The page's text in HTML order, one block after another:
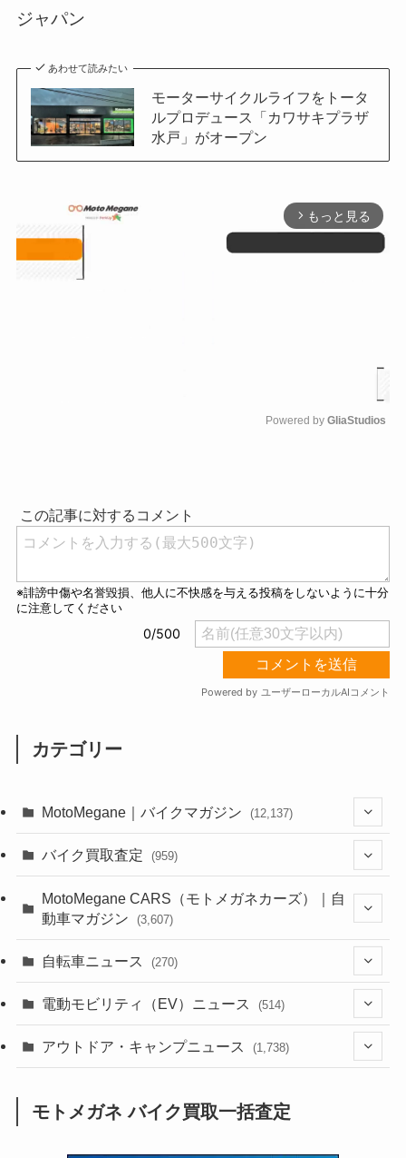
ジャパン
あわせて読みたい
モーターサイクルライフをトータ
ルプロデュース「カワサキプラザ
水戸」がオープン
arrow_forward_ios もっと見る
Powered by GliaStudios
カテゴリー
MotoMegane｜バイクマガジン (12,137)
(44)
(1,243)
(639)
(118)
(60)
(31)
(252)
(38)
(24)
(249)
(64)
(306)
(6,957)
(2,473)
(249)
(1,226)
(12) (66)
(1,142)
バイク買取査定 (959)
(352)
MotoMegane CARS（モトメガネカーズ）｜自
動車マガジン
(3,607)
(186)
(137)
(74)
(2,744)
(126)
自転車ニュース (270)
(54)
(211)
電動モビリティ（EV）ニュース (514)
(132)
(171)
アウトドア・キャンプニュース (1,738)
モトメガネ バイク買取一括査定